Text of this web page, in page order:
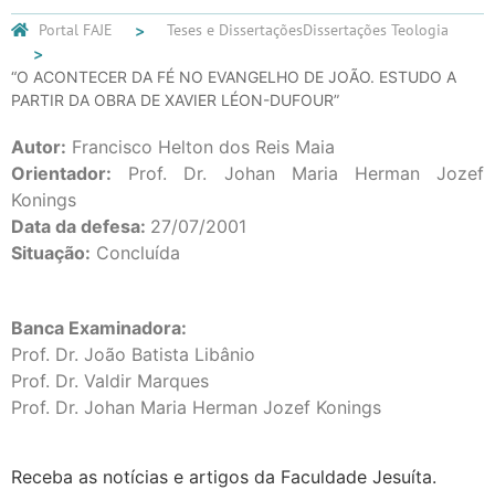
Portal FAJE Teses e DissertaçõesDissertações Teologia
“O ACONTECER DA FÉ NO EVANGELHO DE JOÃO. ESTUDO A
PARTIR DA OBRA DE XAVIER LÉON-DUFOUR”
Autor: Francisco Helton dos Reis Maia
Orientador: Prof. Dr. Johan Maria Herman Jozef
Konings
Data da defesa: 27/07/2001
Situação: Concluída
Banca Examinadora:
Prof. Dr. João Batista Libânio
Prof. Dr. Valdir Marques
Prof. Dr. Johan Maria Herman Jozef Konings
Receba as notícias e artigos da Faculdade Jesuíta.